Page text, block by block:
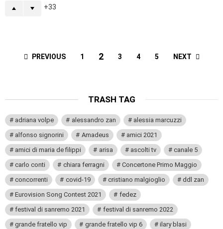
33
PREVIOUS 1 2 3 4 5 NEXT
TRASH TAG
adriana volpe alessandro zan
alessia marcuzzi
alfonso signorini
Amadeus
amici 2021
amici di maria de filippi
arisa ascolti tv
canale 5
carlo conti
chiara ferragni
Concertone Primo Maggio
concorrenti
covid-19 cristiano malgioglio
ddl zan
Eurovision Song Contest 2021
fedez
festival di sanremo 2021
festival di sanremo 2022
grande fratello vip
grande fratello vip 6
ilary blasi